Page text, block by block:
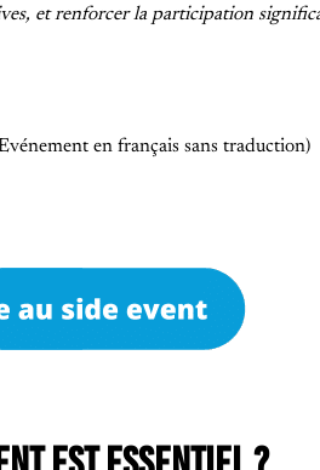
et renforcer la participation
en français sans traduction)